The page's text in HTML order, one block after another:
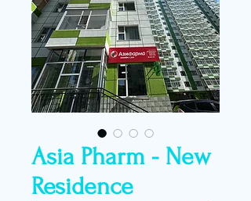
Asia Pharm - New
Residence